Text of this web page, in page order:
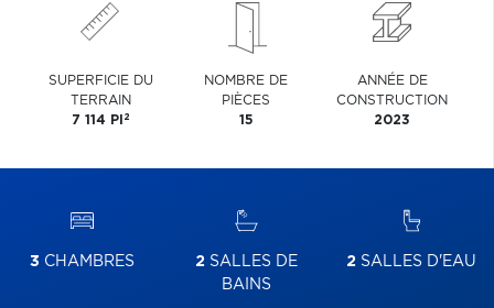
SUPERFICIE DU
TERRAIN
7 114 PI 2
NOMBRE DE
PIÈCES
15
ANNÉE DE
CONSTRUCTION
2023
3 CHAMBRES 2 SALLES DE
BAINS
2 SALLES D'EAU